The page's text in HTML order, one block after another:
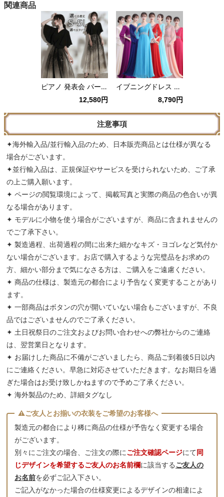
関連商品
ピアノ 発表会 パーティー レディース ロングドレス 演奏会 Aライン カクテルドレス イブニングドレス ステージドレス 結婚式 ミモレ丈 二次会 秋 冬 上品
12,580円
イブニングドレス カラオケドレス Vネック ステージドレス パーティードレス ミセス 発表会 演奏会用ドレス ピアノ 合唱 披露宴 舞台衣装 お呼ばれ 結婚式 S/M/L/XL/2XL/3XL/4XL/5XL/6XL ローズ 赤 紫 青 紺 薄緑色 アイボリー ピンク
8,790円
注意事項
✦海外輸入品/並行輸入品のため、日本販売商品とは仕様が異なる
場合がございます。
✦並行輸入品は、正規保証やサービスを受けられないため、ご了承
の上ご購入願います。
✦ ページの閲覧環境によって、掲載写真と実際の商品の色合いが異
なる場合があります。
✦ モデルに小物を使う場合がございますが、商品に含まれませんの
でご了承下さい。
✦ 製造過程、出荷過程の間に出来た細かなキズ・ヨゴレなど気付か
ない場合がございます。お店で購入するような完璧品をお求めの
方、細かい部分まで気になさる方は、ご購入をご遠慮ください。
✦ 商品の仕様は、製造元の都合により予告なく変更することがあり
ます。
✦ 一部商品はボタンの穴が開いていない場合もございますが、不良
品ではございませんのでご了承ください。
✦ 土日祝祭日のご注文およびお問い合わせへの弊社からのご連絡
は、翌営業日となります。
✦ お届けした商品に不備がございましたら、商品ご到着後5日以内
にご連絡ください。早急に対応させていただきます。なお期日を過
ぎた場合はお受け致しかねますので予めご了承ください。
✦ 海外製品のため、詳細タグなし
製造元の都合により稀に商品の仕様が予告なく変更する場合
がございます。
別々にご注文の場合、ご注文の際にご注文確認ページにて同
じデザインを希望するご友人のお名前欄に該当するご友人の
お名前を必ずご記入下さい。
ご記入がなかった場合の仕様変更によるデザインの相違によ